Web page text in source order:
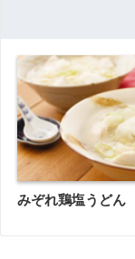
みぞれ鶏塩うどん